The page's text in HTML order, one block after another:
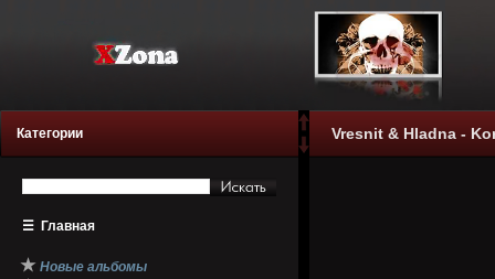
Категории
☰ Главная
★ Новые альбомы
Vresnit & Hladna -